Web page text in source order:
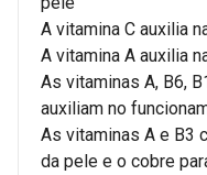
A vitamina C auxilia
A vitamina A auxilia
As vitaminas A, B6,
auxiliam no
As vitaminas A e B3
da pele e o cobre